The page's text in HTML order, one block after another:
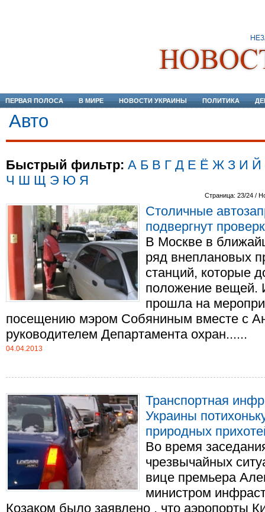
ПЕРВАЯ ПОЛОСА В МИРЕ НОВОСТИ УКРАИНЫ ПОЛИТИКА
Авто
Быстрый фильтр: А Б В Г Д Е Ё Ж З И Й
Ч Ш Щ Э Ю Я
Страница: 23/24 /
Столичные
подвергнут
В Москве в
ряд внеплановых
станций, которые
положение вещей.
прошла на
посещению мэром Собяниным вместе с
руководителем Департамента охран......
04.04.2013
Транспортная
Украины
природных
Во время
чрезвычайных
вице премьера
министром
Козаком было заявлено , что аэропорты